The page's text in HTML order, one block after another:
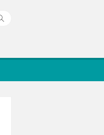
Rechercher